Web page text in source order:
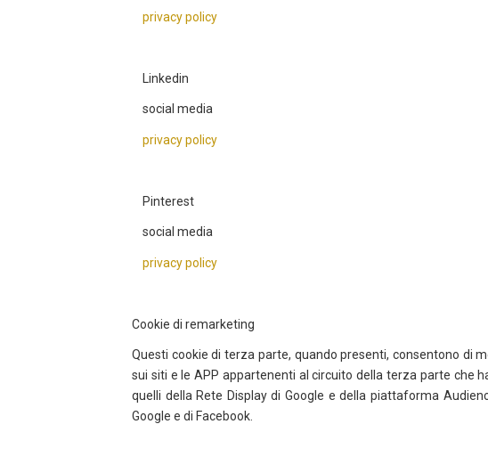
privacy policy
Linkedin
social media
privacy policy
Pinterest
social media
privacy policy
Cookie di remarketing
Questi cookie di terza parte, quando presenti, consentono di
sui siti e le APP appartenenti al circuito della terza parte che
quelli della Rete Display di Google e della piattaforma
Google e di Facebook.